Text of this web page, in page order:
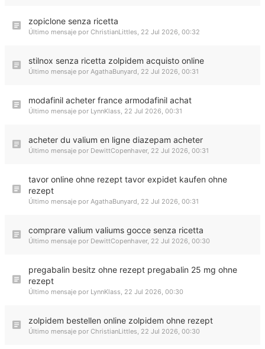
zopiclone senza ricetta
Último mensaje por ChristianLittles, 22 Jul 2026, 00:32
stilnox senza ricetta zolpidem acquisto online
Último mensaje por AgathaBunyard, 22 Jul 2026, 00:31
modafinil acheter france armodafinil achat
Último mensaje por LynnKlass, 22 Jul 2026, 00:31
acheter du valium en ligne diazepam acheter
Último mensaje por DewittCopenhaver, 22 Jul 2026, 00:31
tavor online ohne rezept tavor expidet kaufen ohne
rezept
Último mensaje por AgathaBunyard, 22 Jul 2026, 00:31
comprare valium valiums gocce senza ricetta
Último mensaje por DewittCopenhaver, 22 Jul 2026, 00:30
pregabalin besitz ohne rezept pregabalin 25 mg ohne
rezept
Último mensaje por LynnKlass, 22 Jul 2026, 00:30
zolpidem bestellen online zolpidem ohne rezept
Último mensaje por ChristianLittles, 22 Jul 2026, 00:30